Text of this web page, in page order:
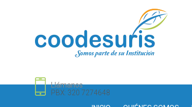
Llámanos
PBX: 320 7274648